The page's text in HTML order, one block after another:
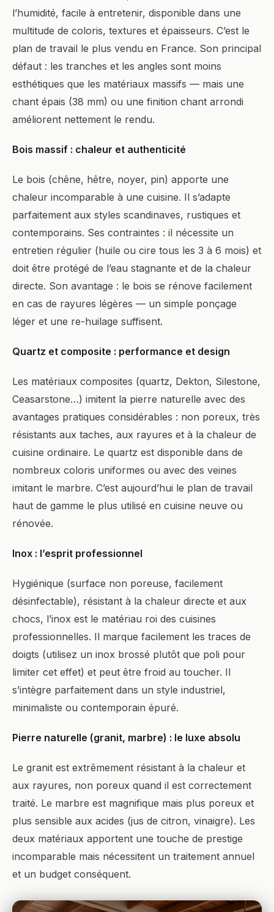
l’humidité, facile à entretenir, disponible dans une
multitude de coloris, textures et épaisseurs. C’est le
plan de travail le plus vendu en France. Son principal
défaut : les tranches et les angles sont moins
esthétiques que les matériaux massifs — mais une
chant épais (38 mm) ou une finition chant arrondi
améliorent nettement le rendu.
Bois massif : chaleur et authenticité
Le bois (chêne, hêtre, noyer, pin) apporte une
chaleur incomparable à une cuisine. Il s’adapte
parfaitement aux styles scandinaves, rustiques et
contemporains. Ses contraintes : il nécessite un
entretien régulier (huile ou cire tous les 3 à 6 mois) et
doit être protégé de l’eau stagnante et de la chaleur
directe. Son avantage : le bois se rénove facilement
en cas de rayures légères — un simple ponçage
léger et une re-huilage suffisent.
Quartz et composite : performance et design
Les matériaux composites (quartz, Dekton, Silestone,
Ceasarstone…) imitent la pierre naturelle avec des
avantages pratiques considérables : non poreux, très
résistants aux taches, aux rayures et à la chaleur de
cuisine ordinaire. Le quartz est disponible dans de
nombreux coloris uniformes ou avec des veines
imitant le marbre. C’est aujourd’hui le plan de travail
haut de gamme le plus utilisé en cuisine neuve ou
rénovée.
Inox : l’esprit professionnel
Hygiénique (surface non poreuse, facilement
désinfectable), résistant à la chaleur directe et aux
chocs, l’inox est le matériau roi des cuisines
professionnelles. Il marque facilement les traces de
doigts (utilisez un inox brossé plutôt que poli pour
limiter cet effet) et peut être froid au toucher. Il
s’intègre parfaitement dans un style industriel,
minimaliste ou contemporain épuré.
Pierre naturelle (granit, marbre) : le luxe absolu
Le granit est extrêmement résistant à la chaleur et
aux rayures, non poreux quand il est correctement
traité. Le marbre est magnifique mais plus poreux et
plus sensible aux acides (jus de citron, vinaigre). Les
deux matériaux apportent une touche de prestige
incomparable mais nécessitent un traitement annuel
et un budget conséquent.